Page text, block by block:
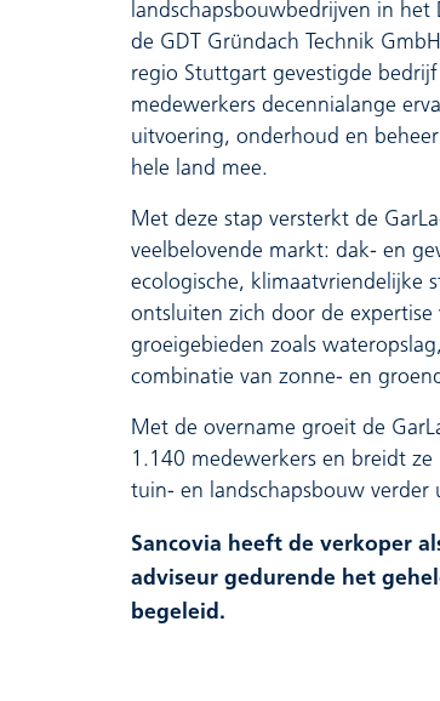
landschapsbouwbedrijven in
de GDT Gründach Technik
regio Stuttgart gevestigde
medewerkers decennialange
uitvoering, onderhoud en
hele land mee.
Met deze stap versterkt de
veelbelovende markt: dak- en
ecologische, klimaatvriendelijke
ontsluiten zich door de expertise
groeigebieden zoals
combinatie van zonne- en
Met de overname groeit de
1.140 medewerkers en breidt
tuin- en landschapsbouw verder
Sancovia heeft de verkoper
adviseur gedurende het
begeleid.